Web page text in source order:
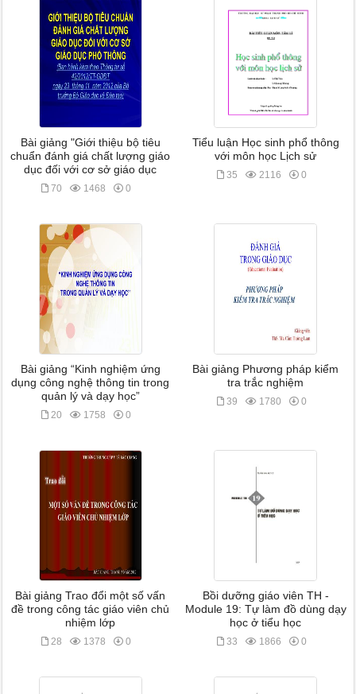
Bài giảng "Giới thiệu bộ tiêu
chuẩn đánh giá chất lượng giáo
dục đối với cơ sở giáo dục
70 1468 0
Tiểu luận Học sinh phổ thông
với môn học Lịch sử
35 2116 0
Bài giảng “Kinh nghiệm ứng
dụng công nghệ thông tin trong
quản lý và dạy học”
20 1758 0
Bài giảng Phương pháp kiểm
tra trắc nghiệm
39 1780 0
Bài giảng Trao đổi một số vấn
đề trong công tác giáo viên chủ
nhiệm lớp
28 1378 0
Bồi dưỡng giáo viên TH -
Module 19: Tự làm đồ dùng dạy
học ở tiểu học
33 1866 0